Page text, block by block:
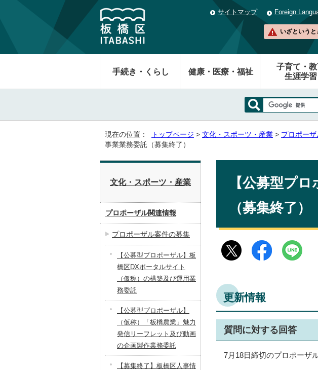
サイトマップ Foreign
いざというと
手続き・くらし 健康・医療・福祉
子育て・
生涯学習
現在の位置： トップページ > 文化・スポーツ・産業 > プロポー
事業業務委託（募集終了）
【公募型プ
（募集終了）
更新情報
質問に対する回答
7月18日締切のプロポーザ
文化・スポーツ・産業
プロポーザル関連情報
プロポーザル案件の募集
【公募型プロポーザル】板
橋区DXポータルサイト
（仮称）の構築及び運用業
務委託
【公募型プロポーザル】
（仮称）「板橋農業」魅力
発信リーフレット及び動画
の企画製作業務委託
【募集終了】板橋区人事情